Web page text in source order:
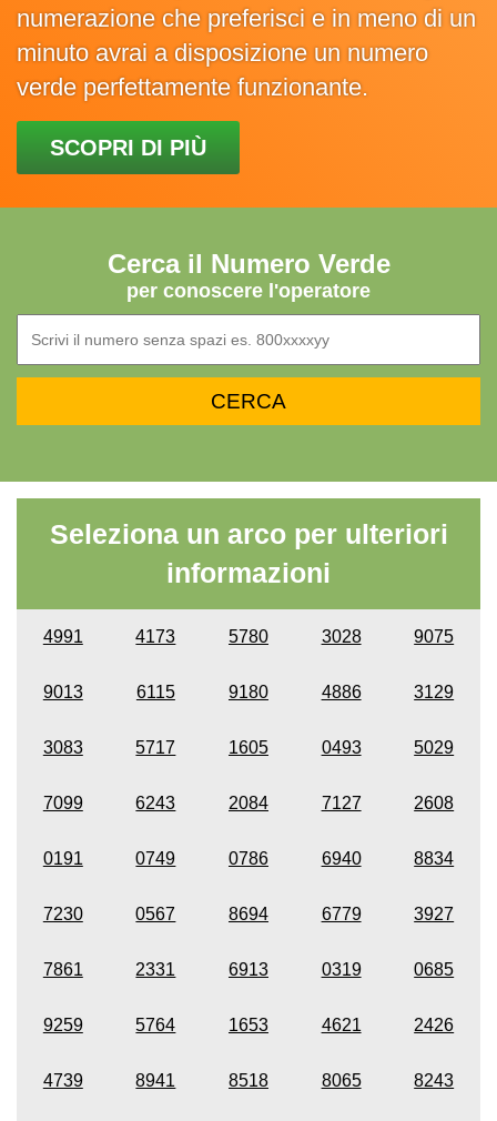
numerazione che preferisci e in meno di un
minuto avrai a disposizione un numero
verde perfettamente funzionante.
SCOPRI DI PIÙ
Cerca il Numero Verde
per conoscere l'operatore
Seleziona un arco per ulteriori
informazioni
4991 4173 5780 3028 9075
9013 6115 9180 4886 3129
3083 5717 1605 0493 5029
7099 6243 2084 7127 2608
0191 0749 0786 6940 8834
7230 0567 8694 6779 3927
7861 2331 6913 0319 0685
9259 5764 1653 4621 2426
4739 8941 8518 8065 8243